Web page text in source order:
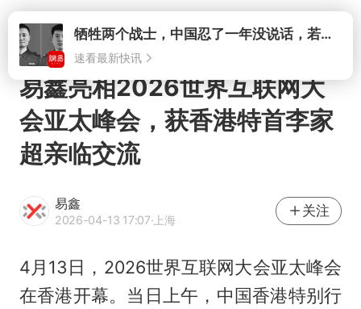
打开牺牲两个战士，中国忍了一年没说话，若菲律宾死了人，他会开战吗
速看最新快讯
易鑫亮相2026世界互联网大
会亚太峰会，获香港特首李家
超亲临交流
易鑫
2026-04-13 17:07·上海
关注
4月13日，2026世界互联网大会亚太峰会
在香港开幕。当日上午，中国香港特别行